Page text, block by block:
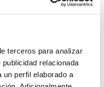
terceros para analizar
relacionada
perfil elaborado a
gestión del agua